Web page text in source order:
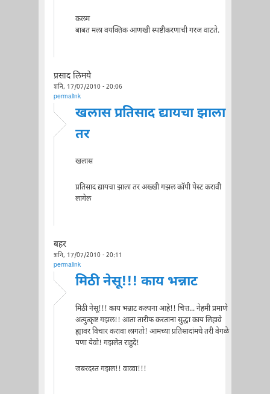
कलम
बाबत मला वयक्तिक आणखी स्पष्टीकरणाची गरज वाटते.
प्रसाद लिमये
शनि, 17/07/2010 - 20:06
permalink
खलास प्रतिसाद द्यायचा झाला
तर
खलास
प्रतिसाद द्यायचा झाला तर अख्खी गझल कॉपी पेस्ट करावी
लागेल
बहर
शनि, 17/07/2010 - 20:11
permalink
मिठी नेसू!!! काय भन्नाट
मिठी नेसू!!! काय भन्नाट कल्पना आहे!! चित्त... नेहमी प्रमाणे
अत्युत्कृष्ट गझल!! आता तारीफ करताना सुद्धा काय लिहावे
ह्यावर विचार करावा लागतो! आमच्या प्रतिसादांमधे तरी वेगळे
पणा येवो! गझलेत राहुदे!
जबरदस्त गझल!! वाव्वा!!!